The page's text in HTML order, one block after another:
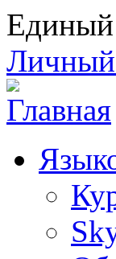
Единый
Личный